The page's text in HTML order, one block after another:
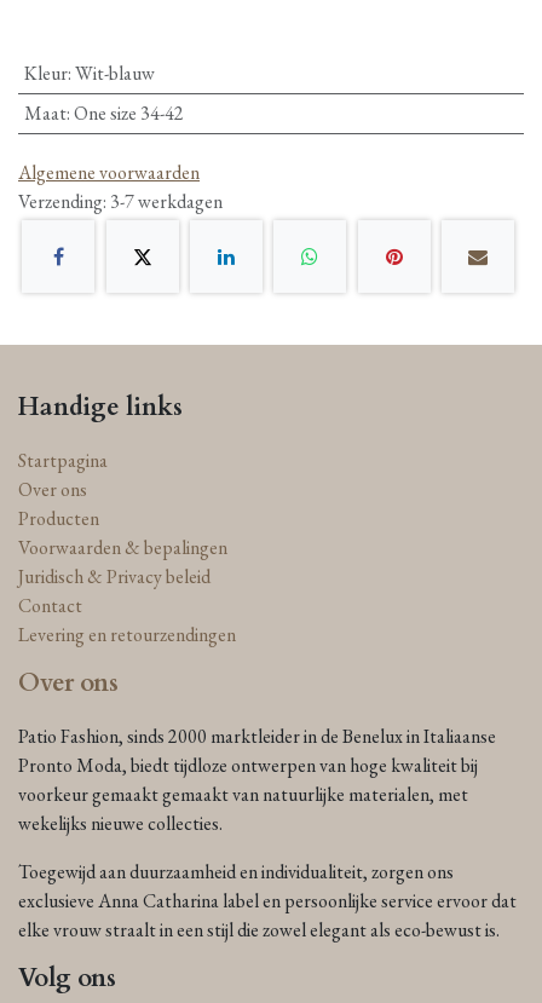
Kleur:Wit-blauw
Maat:One size 34-42
Algemene voorwaarden
Verzending: 3-7 werkdagen
Handige links
Startpagina
Over ons
Producten
Voorwaarden & bepalingen
Juridisch & Privacy beleid
Contact
Levering en retourzendingen
Over ons
Patio Fashion, sinds 2000 marktleider in de Benelux in Italiaanse
Pronto Moda, biedt tijdloze ontwerpen van hoge kwaliteit bij
voorkeur gemaakt gemaakt van natuurlijke materialen, met
wekelijks nieuwe collecties.
Toegewijd aan duurzaamheid en individualiteit, zorgen ons
exclusieve Anna Catharina label en persoonlijke service ervoor dat
elke vrouw straalt in een stijl die zowel elegant als eco-bewust is.
Volg ons